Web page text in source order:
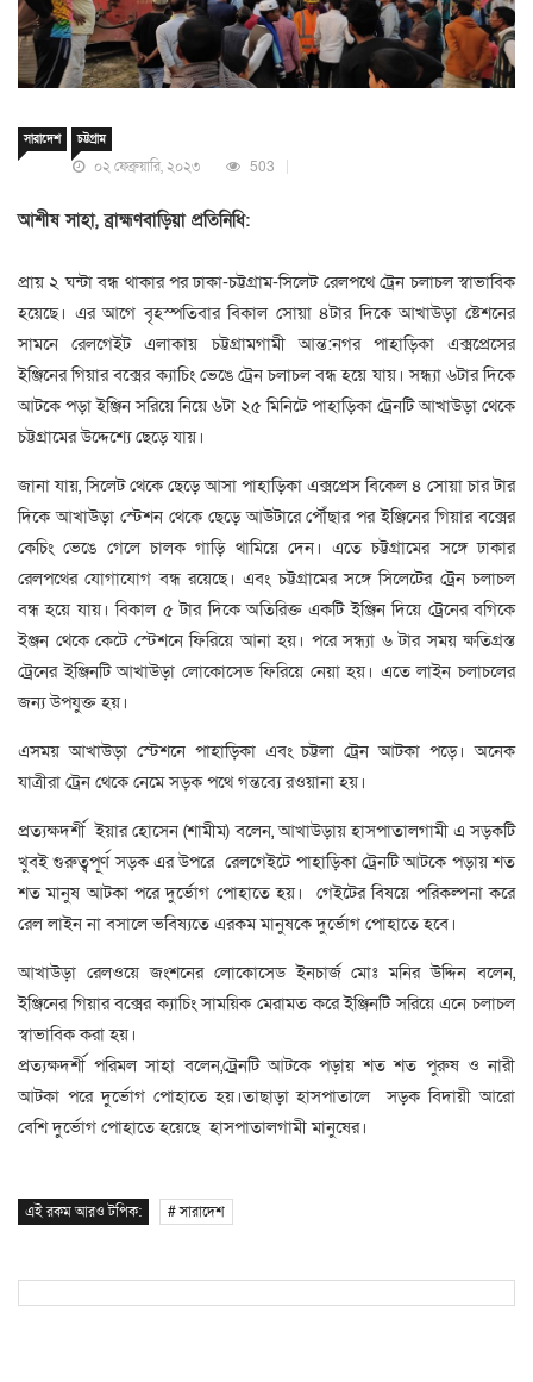
সারাদেশ চট্টগ্রাম
০২ ফেব্রুয়ারি, ২০২৩ 503
আশীষ সাহা, ব্রাহ্মণবাড়িয়া প্রতিনিধি:
প্রায় ২ ঘন্টা বন্ধ থাকার পর ঢাকা-চট্টগ্রাম-সিলেট রেলপথে ট্রেন চলাচল স্বাভাবিক
হয়েছে। এর আগে বৃহস্পতিবার বিকাল সোয়া ৪টার দিকে আখাউড়া ষ্টেশনের
সামনে রেলগেইট এলাকায় চট্টগ্রামগামী আন্ত:নগর পাহাড়িকা এক্সপ্রেসের
ইঞ্জিনের গিয়ার বক্সের ক্যাচিং ভেঙে ট্রেন চলাচল বন্ধ হয়ে যায়। সন্ধ্যা ৬টার দিকে
আটকে পড়া ইঞ্জিন সরিয়ে নিয়ে ৬টা ২৫ মিনিটে পাহাড়িকা ট্রেনটি আখাউড়া থেকে
চট্টগ্রামের উদ্দেশ্যে ছেড়ে যায়।
জানা যায়, সিলেট থেকে ছেড়ে আসা পাহাড়িকা এক্সপ্রেস বিকেল ৪ সোয়া চার টার
দিকে আখাউড়া স্টেশন থেকে ছেড়ে আউটারে পৌঁছার পর ইঞ্জিনের গিয়ার বক্সের
কেচিং ভেঙে গেলে চালক গাড়ি থামিয়ে দেন। এতে চট্টগ্রামের সঙ্গে ঢাকার
রেলপথের যোগাযোগ বন্ধ রয়েছে। এবং চট্টগ্রামের সঙ্গে সিলেটের ট্রেন চলাচল
বন্ধ হয়ে যায়। বিকাল ৫ টার দিকে অতিরিক্ত একটি ইঞ্জিন দিয়ে ট্রেনের বগিকে
ইঞ্জন থেকে কেটে স্টেশনে ফিরিয়ে আনা হয়। পরে সন্ধ্যা ৬ টার সময় ক্ষতিগ্রস্ত
ট্রেনের ইঞ্জিনটি আখাউড়া লোকোসেড ফিরিয়ে নেয়া হয়। এতে লাইন চলাচলের
জন্য উপযুক্ত হয়।
এসময় আখাউড়া স্টেশনে পাহাড়িকা এবং চট্টলা ট্রেন আটকা পড়ে। অনেক
যাত্রীরা ট্রেন থেকে নেমে সড়ক পথে গন্তব্যে রওয়ানা হয়।
প্রত্যক্ষদর্শী ইয়ার হোসেন (শামীম) বলেন, আখাউড়ায় হাসপাতালগামী এ সড়কটি
খুবই গুরুত্বপূর্ণ সড়ক এর উপরে রেলগেইটে পাহাড়িকা ট্রেনটি আটকে পড়ায় শত
শত মানুষ আটকা পরে দুর্ভোগ পোহাতে হয়। গেইটের বিষয়ে পরিকল্পনা করে
রেল লাইন না বসালে ভবিষ্যতে এরকম মানুষকে দুর্ভোগ পোহাতে হবে।
আখাউড়া রেলওয়ে জংশনের লোকোসেড ইনচার্জ মোঃ মনির উদ্দিন বলেন,
ইঞ্জিনের গিয়ার বক্সের ক্যাচিং সাময়িক মেরামত করে ইঞ্জিনটি সরিয়ে এনে চলাচল
স্বাভাবিক করা হয়।
প্রত্যক্ষদর্শী পরিমল সাহা বলেন,ট্রেনটি আটকে পড়ায় শত শত পুরুষ ও নারী
আটকা পরে দুর্ভোগ পোহাতে হয়।তাছাড়া হাসপাতালে সড়ক বিদায়ী আরো
বেশি দুর্ভোগ পোহাতে হয়েছে হাসপাতালগামী মানুষের।
এই রকম আরও টপিক: # সারাদেশ